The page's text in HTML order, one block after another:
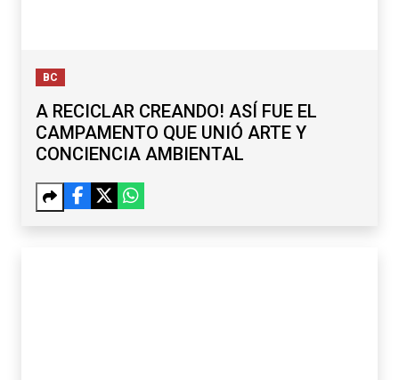
BC
A RECICLAR CREANDO! ASÍ FUE EL
CAMPAMENTO QUE UNIÓ ARTE Y
CONCIENCIA AMBIENTAL